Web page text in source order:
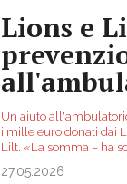
Lions e
Un aiuto
i mille euro donati dai
Lilt. «La somma – ha
27.05.2026